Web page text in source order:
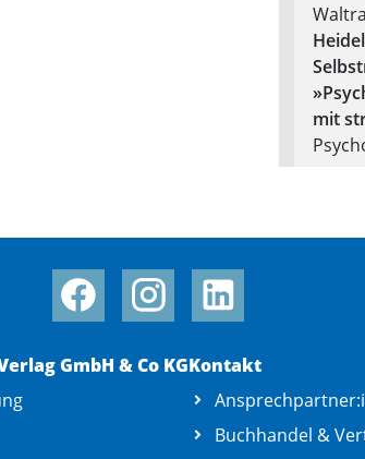
mit
GmbH & Co KGKontakt
Buchhandel &